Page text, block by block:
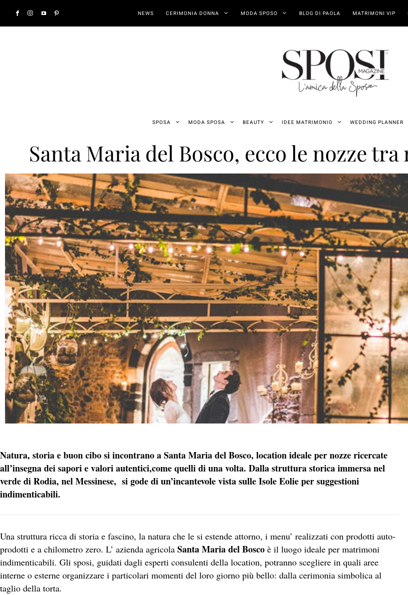
NEWS CERIMONIA DONNA MODA SPOSO BLOG DI PAOLA MATRIMONI VIP
SPOSA MODA SPOSA BEAUTY IDEE MATRIMONIO WEDDING PLANNER
Santa Maria del Bosco, ecco le nozze
Natura, storia e buon cibo si incontrano a Santa Maria del Bosco, location ideale per nozze ricercate
all’insegna dei sapori e valori autentici,come quelli di una volta. Dalla struttura storica immersa nel
verde di Rodia, nel Messinese, si gode di un’incantevole vista sulle Isole Eolie per suggestioni
indimenticabili.
Una struttura ricca di storia e fascino, la natura che le si estende attorno, i menu’ realizzati con prodotti auto-
prodotti e a chilometro zero. L’ azienda agricola Santa Maria del Bosco è il luogo ideale per matrimoni
indimenticabili. Gli sposi, guidati dagli esperti consulenti della location, potranno scegliere in quali aree
interne o esterne organizzare i particolari momenti del loro giorno più bello: dalla cerimonia simbolica al
taglio della torta.